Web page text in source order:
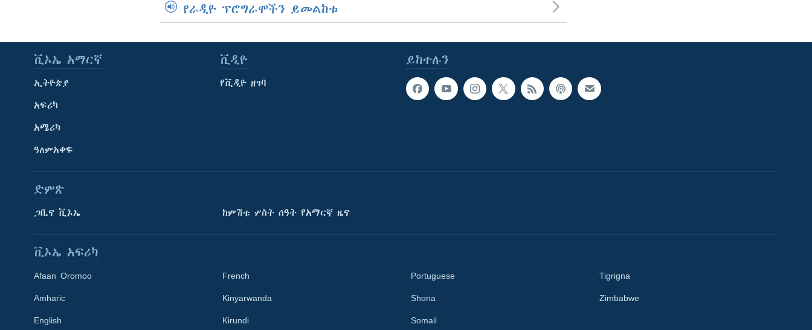
Learning English
የራዲዮ ፕሮግራሞችን ይመልከቱ
ይከተሉን
ቪኦኤ አማርኛ
ኢትዮጵያ
አፍሪካ
አሜሪካ
ዓለምአቀፍ
ቪዲዮ
የቪዲዮ ዘገባ
ድምጽ
ጋቢና ቪኦኤ ከምሽቱ ሦስት ሰዓት የአማርኛ ዜና
ቪኦኤ አፍሪካ
Afaan Oromoo
Amharic
English
French
Kinyarwanda
Kirundi
Portuguese
Shona
Somali
Tigrigna
Zimbabwe